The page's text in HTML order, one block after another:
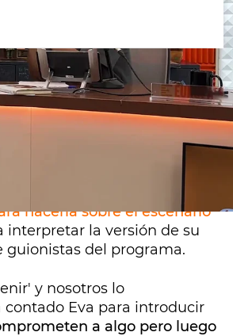
visita aCuerpos
conEva Soriano. No lo
se lo ha recriminado nada
hacerla sobre el escenario
la versión de su
guionistas del programa.
y nosotros lo
contado Eva para introducir
a algo pero luego